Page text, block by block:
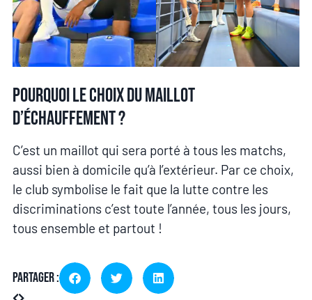
Pourquoi le choix du maillot
d’échauffement ?
C’est un maillot qui sera porté à tous les matchs,
aussi bien à domicile qu’à l’extérieur. Par ce choix,
le club symbolise le fait que la lutte contre les
discriminations c’est toute l’année, tous les jours,
tous ensemble et partout !
Partager :